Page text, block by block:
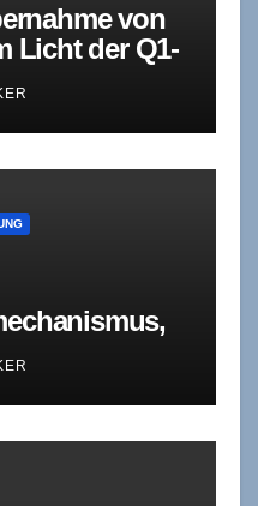
von
Licht der Q1-
zur